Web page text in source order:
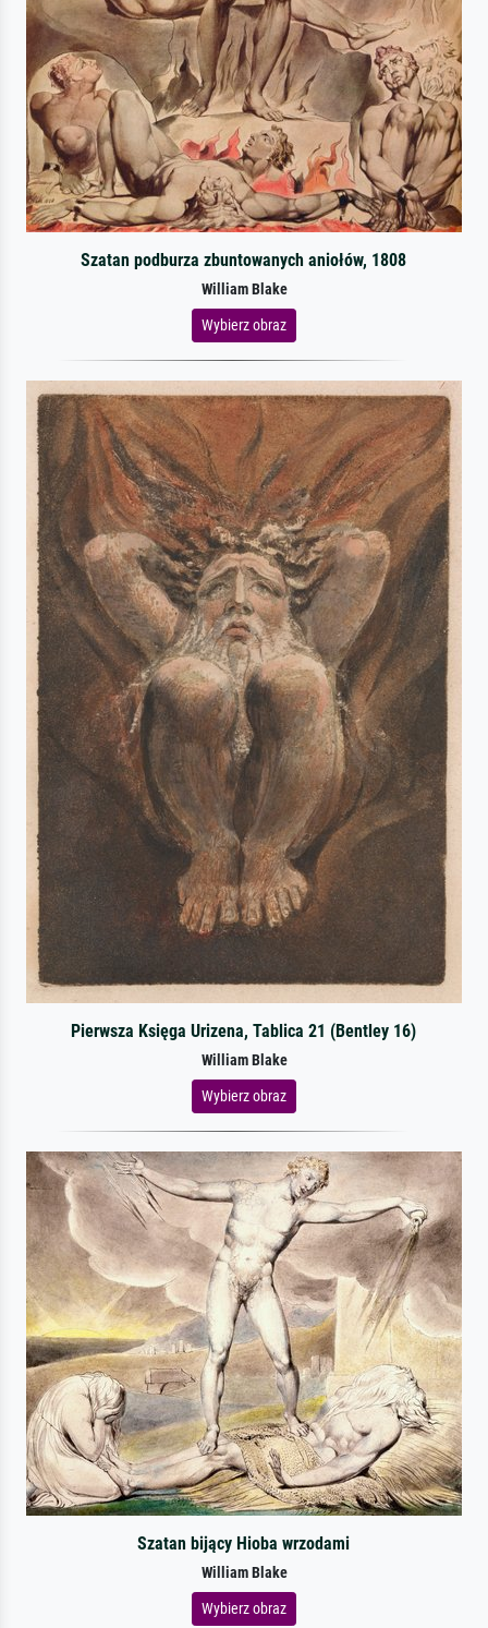
Szatan podburza zbuntowanych aniołów, 1808
William Blake
Wybierz obraz
Pierwsza Księga Urizena, Tablica 21 (Bentley 16)
William Blake
Wybierz obraz
Szatan bijący Hioba wrzodami
William Blake
Wybierz obraz